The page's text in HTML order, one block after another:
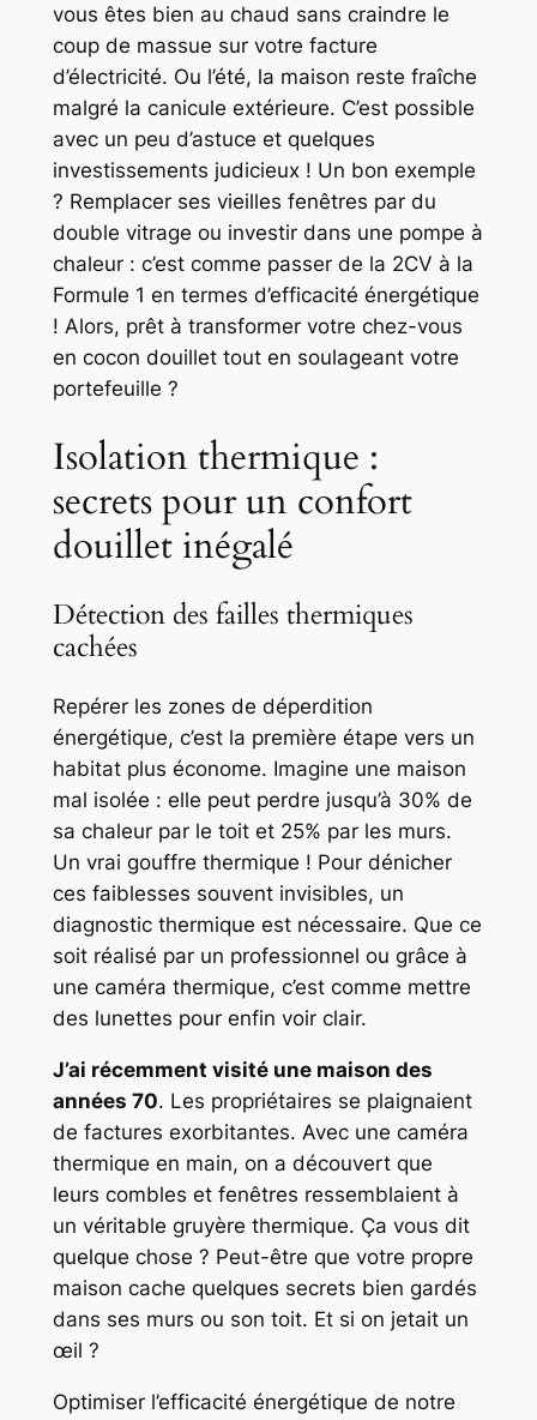
vous êtes bien au chaud sans craindre le
coup de massue sur votre facture
d’électricité. Ou l’été, la maison reste fraîche
malgré la canicule extérieure. C’est possible
avec un peu d’astuce et quelques
investissements judicieux ! Un bon exemple
? Remplacer ses vieilles fenêtres par du
double vitrage ou investir dans une pompe à
chaleur : c’est comme passer de la 2CV à la
Formule 1 en termes d’efficacité énergétique
! Alors, prêt à transformer votre chez-vous
en cocon douillet tout en soulageant votre
portefeuille ?
Isolation thermique :
secrets pour un confort
douillet inégalé
Détection des failles thermiques
cachées
Repérer les zones de déperdition
énergétique, c’est la première étape vers un
habitat plus économe. Imagine une maison
mal isolée : elle peut perdre jusqu’à 30% de
sa chaleur par le toit et 25% par les murs.
Un vrai gouffre thermique ! Pour dénicher
ces faiblesses souvent invisibles, un
diagnostic thermique est nécessaire. Que ce
soit réalisé par un professionnel ou grâce à
une caméra thermique, c’est comme mettre
des lunettes pour enfin voir clair.
J’ai récemment visité une maison des
années 70. Les propriétaires se plaignaient
de factures exorbitantes. Avec une caméra
thermique en main, on a découvert que
leurs combles et fenêtres ressemblaient à
un véritable gruyère thermique. Ça vous dit
quelque chose ? Peut-être que votre propre
maison cache quelques secrets bien gardés
dans ses murs ou son toit. Et si on jetait un
œil ?
Optimiser l’efficacité énergétique de notre